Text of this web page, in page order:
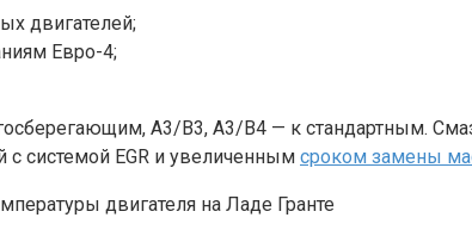
двигателей;
Евро-4;
А3/В3, А3/В4 — к стандартным.
системой EGR и увеличенным сроком замены
двигателя на Ладе Гранте